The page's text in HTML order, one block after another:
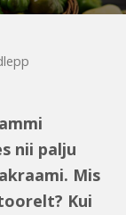
nii palju
Mis
Kui